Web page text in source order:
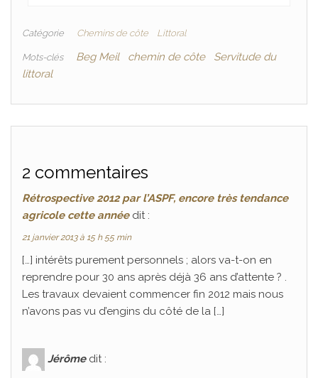
Catégorie Chemins de côte Littoral
Mots-clés Beg Meil chemin de côte
Servitude du
littoral
2 commentaires
Rétrospective 2012 par l’ASPF, encore très tendance
agricole cette année dit :
21 janvier 2013 à 15 h 55 min
[…] intérêts purement personnels ; alors va-t-on en
reprendre pour 30 ans après déjà 36 ans d’attente ? .
Les travaux devaient commencer fin 2012 mais nous
n’avons pas vu d’engins du côté de la […]
Jérôme dit :